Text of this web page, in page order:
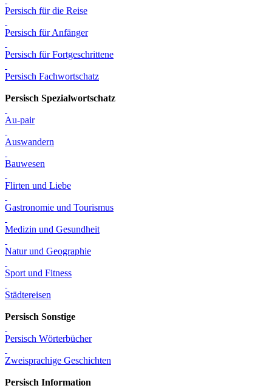
Persisch für die Reise
Persisch für Anfänger
Persisch für Fortgeschrittene
Persisch Fachwortschatz
Persisch Spezialwortschatz
Au-pair
Auswandern
Bauwesen
Flirten und Liebe
Gastronomie und Tourismus
Medizin und Gesundheit
Natur und Geographie
Sport und Fitness
Städtereisen
Persisch Sonstige
Persisch Wörterbücher
Zweisprachige Geschichten
Persisch Information